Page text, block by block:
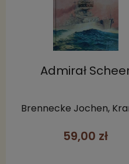
Admirał
Brennecke Jochen,
59,00 zł